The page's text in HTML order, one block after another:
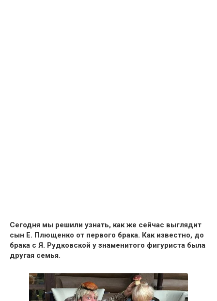
Сегодня мы решили узнать, как же сейчас выглядит
сын Е. Плющенко от первого брака. Как известно, до
брака с Я. Рудковской у знаменитого фигуриста была
другая семья.